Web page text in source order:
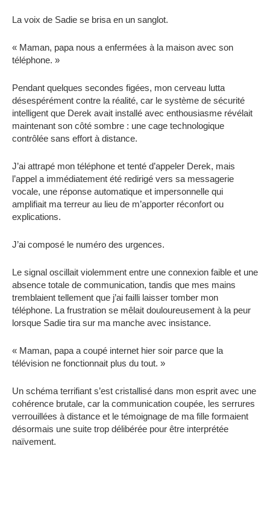
La voix de Sadie se brisa en un sanglot.
« Maman, papa nous a enfermées à la maison avec son
téléphone. »
Pendant quelques secondes figées, mon cerveau lutta
désespérément contre la réalité, car le système de sécurité
intelligent que Derek avait installé avec enthousiasme révélait
maintenant son côté sombre : une cage technologique
contrôlée sans effort à distance.
J’ai attrapé mon téléphone et tenté d’appeler Derek, mais
l’appel a immédiatement été redirigé vers sa messagerie
vocale, une réponse automatique et impersonnelle qui
amplifiait ma terreur au lieu de m’apporter réconfort ou
explications.
J’ai composé le numéro des urgences.
Le signal oscillait violemment entre une connexion faible et une
absence totale de communication, tandis que mes mains
tremblaient tellement que j’ai failli laisser tomber mon
téléphone. La frustration se mêlait douloureusement à la peur
lorsque Sadie tira sur ma manche avec insistance.
« Maman, papa a coupé internet hier soir parce que la
télévision ne fonctionnait plus du tout. »
Un schéma terrifiant s’est cristallisé dans mon esprit avec une
cohérence brutale, car la communication coupée, les serrures
verrouillées à distance et le témoignage de ma fille formaient
désormais une suite trop délibérée pour être interprétée
naïvement.